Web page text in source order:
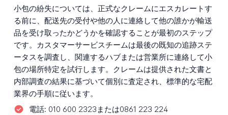
小包の紛失については、正式なクレームにエスカレートす
る前に、配送先の受付や他の人に連絡して他の誰かが輸送
品を受け取ったかどうかを確認することが最初のステップ
です。カスタマーサービスチームは最後の既知の追跡ステ
ータスを調査し、関連するハブまたは営業所に連絡して小
包の場所特定を試行します。クレームは提供された文書と
内部調査の結果に基づいて個別に査定され、標準的な宅配
業界の手順に従います。
電話: 010 600 2323または0861 223 224